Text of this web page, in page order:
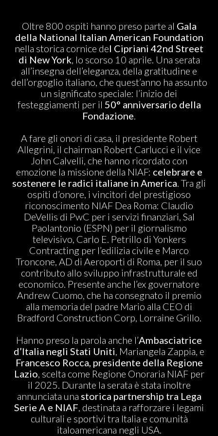
Oltre 800 ospiti hanno preso parte al Gala
della National Italian American Foundation
nella storica cornice del Cipriani 42nd Street
di New York, lo scorso 10 aprile. Una serata
all’insegna dell’eleganza, della gratitudine e
dell’orgoglio italiano, che quest’anno ha assunto
un significato speciale: l’inizio dei
festeggiamenti per il 50° anniversario della
Fondazione.
A fare gli onori di casa, il presidente Robert
Allegrini, il chairman Robert Carlucci e il vice
John Calvelli, che hanno ricordato con
emozione la missione della NIAF: celebrare e
sostenere le radici italiane in America. Tra gli
ospiti d’onore, i vincitori del prestigioso
riconoscimento NIAF Dea Roma: Claudio
DeVellis di PwC per i servizi finanziari, Sal
Paolantonio (ESPN) per il giornalismo
televisivo, Carlo E. Petrillo di Yonkers
Contracting per l’edilizia civile e Marco
Troncone, AD di Aeroporti di Roma, per il suo
contributo allo sviluppo infrastrutturale ed
economico. Presente anche l’ex governatore
Andrew Cuomo, che ha consegnato il premio
alla memoria del padre Mario alla CEO di
Bradford Construction Corp, Lorraine Grillo.
Hanno preso la parola anche l’Ambasciatrice
d’Italia negli Stati Uniti, Mariangela Zappia, e
Francesco Rocca, presidente della Regione
Lazio, scelta come Regione Onoraria NIAF per
il 2025. Durante la serata è stata inoltre
annunciata una storica partnership tra Lega
Serie A e NIAF, destinata a rafforzare i legami
culturali e sportivi tra Italia e comunità
italoamericana negli USA.